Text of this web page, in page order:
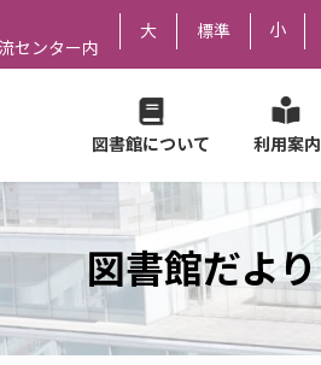
センター内
大 標準 小
図書館について 利用案内
図書館だより